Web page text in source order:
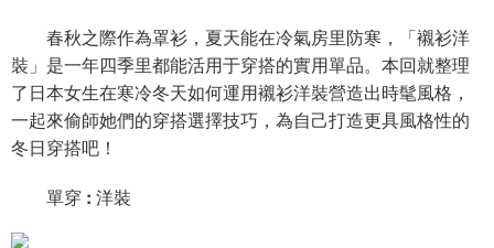
春秋之際作為罩衫，夏天能在冷氣房里防寒，「襯衫洋
裝」是一年四季里都能活用于穿搭的實用單品。本回就整理
了日本女生在寒冷冬天如何運用襯衫洋裝營造出時髦風格，
一起來偷師她們的穿搭選擇技巧，為自己打造更具風格性的
冬日穿搭吧！
單穿 : 洋裝